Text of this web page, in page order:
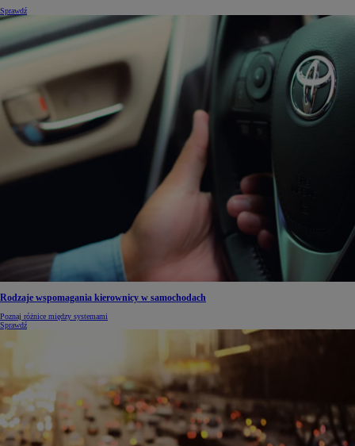
Sprawdź
Rodzaje wspomagania kierownicy w samochodach
Poznaj różnice między systemami
Sprawdź